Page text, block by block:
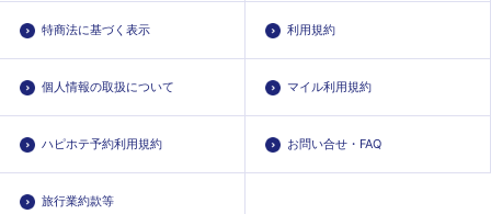
特商法に基づく表示 利用規約
個人情報の取扱について マイル利用規約
ハピホテ予約利用規約 お問い合せ・FAQ
旅行業約款等